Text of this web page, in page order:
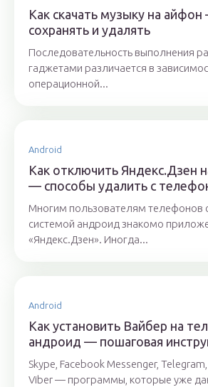
Как скачать музыку на
сохранять и удалять
Последовательность выполнения
гаджетами различается в
операционной...
Android
Как отключить Яндекс.Дзен
— способы удалить с
Многим пользователям телефонов
системой андроид знакомо
«Яндекс.Дзен». Иногда...
Android
Как установить Вайбер на
андроид — пошаговая
Skype, Facebook Messenger,
Viber — программы, которые уже